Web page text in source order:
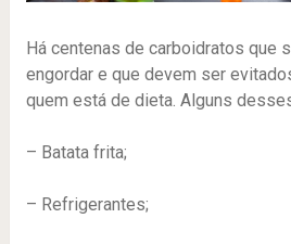
Há centenas de carboidratos que
engordar e que devem ser
quem está de dieta. Alguns
– Batata frita;
– Refrigerantes;